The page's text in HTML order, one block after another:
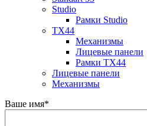
Studio
Рамки Studio
TX44
Механизмы
Лицевые панели
Рамки TX44
Лицевые панели
Механизмы
Ваше имя*